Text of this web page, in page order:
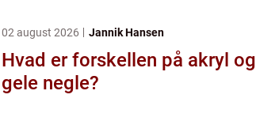
02 august 2026 Jannik Hansen
Hvad er forskellen på akryl og
gele negle?